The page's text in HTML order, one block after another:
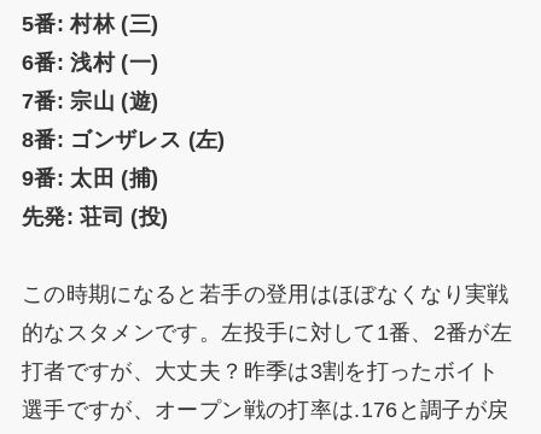
5番: 村林 (三)
6番: 浅村 (一)
7番: 宗山 (遊)
8番: ゴンザレス (左)
9番: 太田 (捕)
先発: 荘司 (投)
この時期になると若手の登用はほぼなくなり実戦
的なスタメンです。左投手に対して1番、2番が左
打者ですが、大丈夫？昨季は3割を打ったボイト
選手ですが、オープン戦の打率は.176と調子が戻